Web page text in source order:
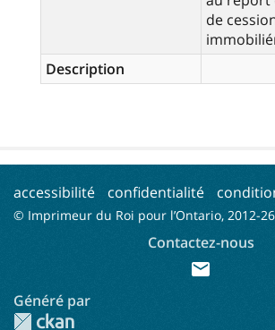
de
Description
accessibilité confidentialité
© Imprimeur du Roi pour l’Ontario, 2012-26
Contactez-nous
mail
Généré par